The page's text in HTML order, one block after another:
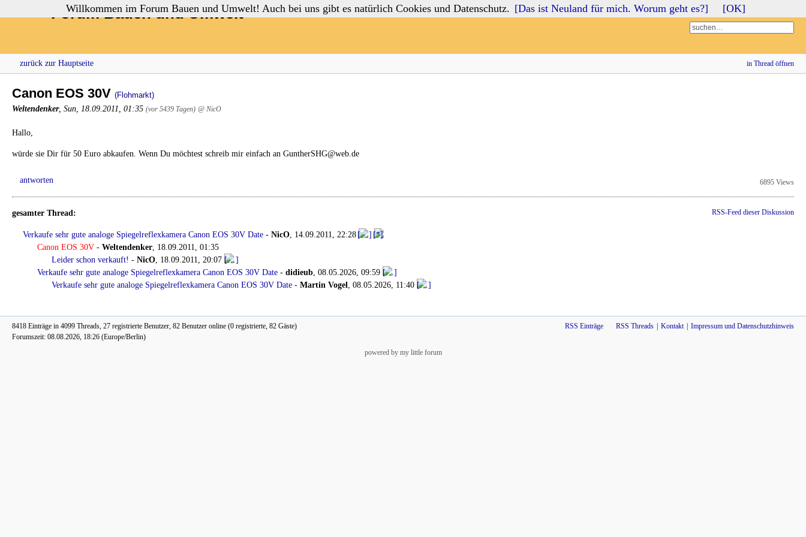
Forum Bauen und Umwelt Login
zurück zur Hauptseite in Thread öffnen
Canon EOS 30V (Flohmarkt)
Weltendenker, Sun, 18.09.2011, 01:35 (vor 5439 Tagen) @ NicO
Hallo,
würde sie Dir für 50 Euro abkaufen. Wenn Du möchtest schreib mir einfach an GuntherSHG@web.de
antworten 6895 Views
gesamter Thread: RSS-Feed dieser Diskussion
Verkaufe sehr gute analoge Spiegelreflexkamera Canon EOS 30V Date - NicO 14.09.2011, 22:28
Canon EOS 30V - Weltendenker 18.09.2011, 01:35
Leider schon verkauft! - NicO 18.09.2011, 20:07
Verkaufe sehr gute analoge Spiegelreflexkamera Canon EOS 30V Date - didieub 08.05.2026, 09:59
Verkaufe sehr gute analoge Spiegelreflexkamera Canon EOS 30V Date - Martin Vogel 08.05.2026, 11:40
8418 Einträge in 4099 Threads, 27 registrierte Benutzer, 82 Benutzer online (0 registrierte, 82 Gäste)
Forumszeit: 08.08.2026, 18:26 (Europe/Berlin)
RSS Einträge RSS Threads Kontakt Impressum und Datenschutzhinweis
powered by my little forum
Willkommen im Forum Bauen und Umwelt! Auch bei uns gibt es natürlich Cookies und Datenschutz. [Das ist Neuland für mich. Worum geht es?] [OK]